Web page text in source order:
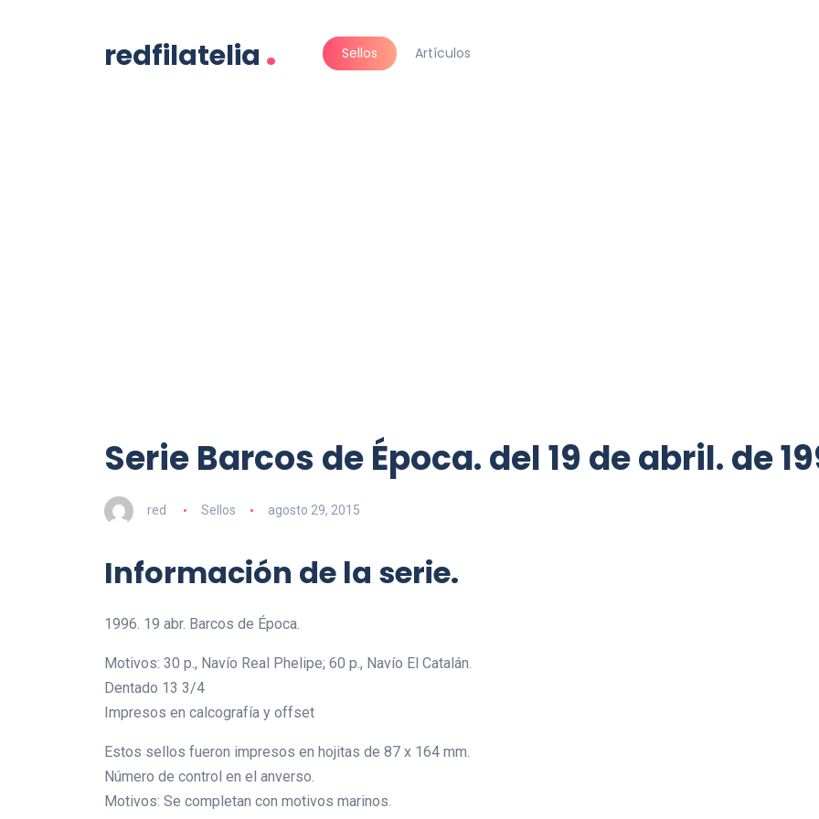
redfilatelia . Sellos Artículos
Serie Barcos de Época. del 19 de abril. de
red Sellos agosto 29, 2015
Información de la serie.
1996. 19 abr. Barcos de Época.
Motivos: 30 p., Navío Real Phelipe; 60 p., Navío El Catalán.
Dentado 13 3/4
Impresos en calcografía y offset
Estos sellos fueron impresos en hojitas de 87 x 164 mm.
Número de control en el anverso.
Motivos: Se completan con motivos marinos.